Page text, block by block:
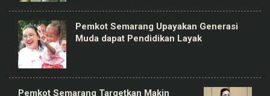
Pemkot Semarang Upayakan Generasi
Muda dapat Pendidikan Layak
Pemkot Semarang Targetkan Makin